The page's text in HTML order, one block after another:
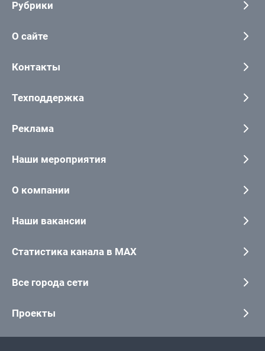
Рубрики
О сайте
Контакты
Техподдержка
Реклама
Наши мероприятия
О компании
Наши вакансии
Статистика канала в MAX
Все города сети
Проекты